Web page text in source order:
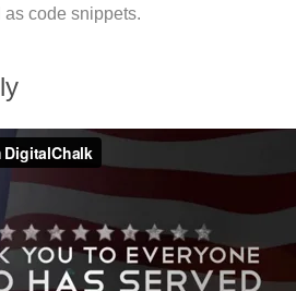
code snippets.